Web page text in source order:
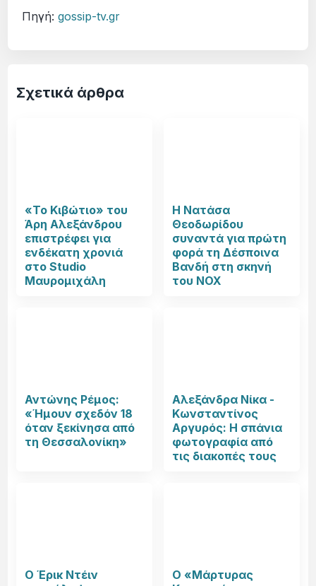
Πηγή:gossip-tv.gr
Σχετικά άρθρα
«Το Κιβώτιο» του
Άρη Αλεξάνδρου
επιστρέφει για
ενδέκατη χρονιά
στο Studio
Μαυρομιχάλη
Η Νατάσα
Θεοδωρίδου
συναντά για πρώτη
φορά τη Δέσποινα
Βανδή στη σκηνή
του NOX
Αντώνης Ρέμος:
«Ήμουν σχεδόν 18
όταν ξεκίνησα από
τη Θεσσαλονίκη»
Αλεξάνδρα Νίκα -
Κωνσταντίνος
Αργυρός: Η σπάνια
φωτογραφία από
τις διακοπές τους
Ο Έρικ Ντέιν
Ο «Μάρτυρας